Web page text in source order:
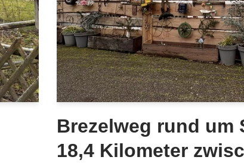
Brezelweg rund um
18,4 Kilometer